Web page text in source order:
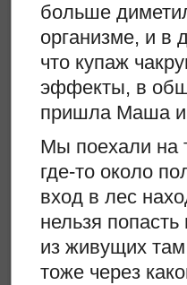
больше
организме, и в
что купаж
эффекты, в
пришла Маша и
Мы поехали на
где-то около
вход в лес
нельзя
из живущих
тоже через